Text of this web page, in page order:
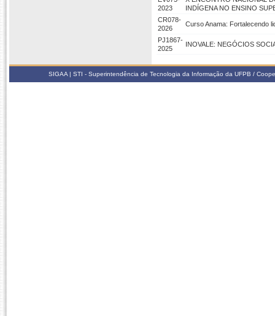
2023
INDÍGENA NO ENSINO
CR078-
2026
Curso Anama: Fortalecendo
PJ1867-
2025
INOVALE: NEGÓCIOS
SIGAA | STI - Superintendência de Tecnologia da Informação da UFPB /